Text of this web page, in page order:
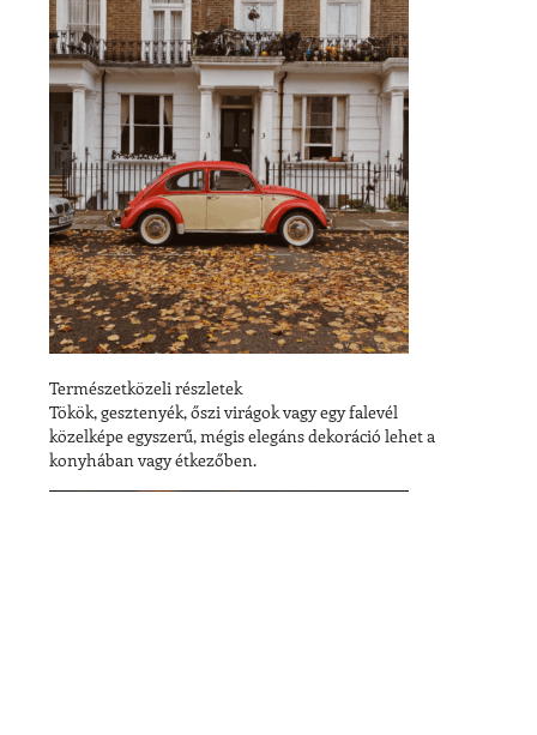
Természetközeli részletek
Tökök, gesztenyék, őszi virágok vagy egy falevél
közelképe egyszerű, mégis elegáns dekoráció lehet a
konyhában vagy étkezőben.